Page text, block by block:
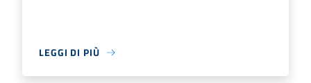
LEGGI DI PIÙ